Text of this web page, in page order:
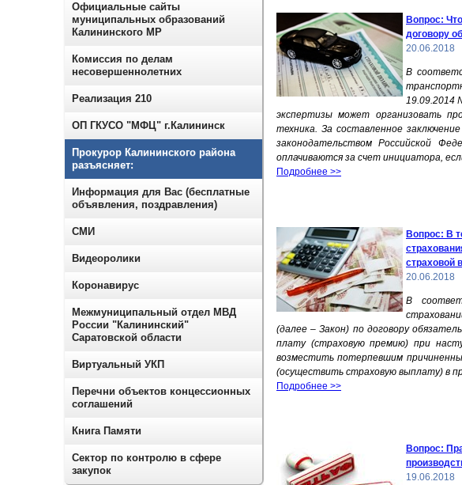
Вопрос:
договору
20.06.2018
В
19.09.2014
экспертизы может организовать
техника. За составленное
законодательством Российской
оплачиваются за счет инициатора,
Подробнее >>
Вопрос: В
страховой
20.06.2018
В
(далее – Закон) по договору
плату (страховую премию) при
возместить потерпевшим
(осуществить страховую выплату) в
Подробнее >>
Вопрос:
19.06.2018
Официальные сайты
муниципальных образований
Калининского МР
Комиссия по делам
несовершеннолетних
Реализация 210
ОП ГКУСО "МФЦ" г.Калининск
Прокурор Калининского района
разъясняет:
Информация для Вас (бесплатные
объявления, поздравления)
СМИ
Видеоролики
Коронавирус
Межмуниципальный отдел МВД
России "Калининский"
Саратовской области
Виртуальный УКП
Перечни объектов концессионных
соглашений
Книга Памяти
Сектор по контролю в сфере
закупок